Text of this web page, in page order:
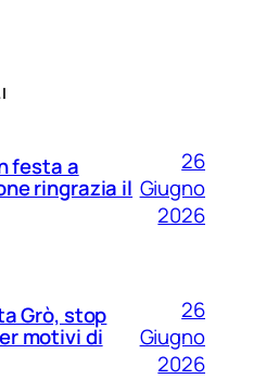
festa a
ringrazia il
26
Giugno
2026
Grò, stop
motivi di
26
Giugno
2026